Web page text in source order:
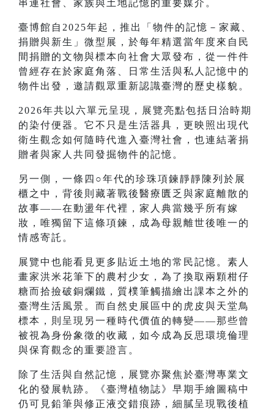
串連社會、家族與土地記憶的重要媒介。
臺博館自2025年起，推出「物件的記憶－家藏、
捐贈與新生」微型展，於每年精選當年度來自民
間捐贈的文物與標本向社會大眾發布，從一件件
曾經存在於家庭角落、日常生活與私人記憶中的
物件出發，邀請觀眾重新認識臺灣的歷史樣貌。
2026年共以六單元呈現，展覽亮點包括日治時期
的染付便器。它不只是生活器具，更映照出現代
衛生觀念如何隨時代進入臺灣社會，也連結著捐
贈者與家人共同發掘物件的記憶。
另一側，一條四○年代的珍珠項鍊靜靜陳列於展
櫃之中，背後則藏著戰後醫療匱乏與家庭離散的
故事——在動盪年代裡，家人典當幾乎所有嫁
妝，唯獨留下這條項鍊，成為母親離世後唯一的
情感寄託。
展覽中也能看見更多貼近土地的常民記憶。素人
畫家洪米花筆下的農村少女，為了換取兩顆柑仔
糖而拾撿破銅爛鐵，質樸筆觸描繪出課本之外的
臺灣生活風景。而自然史展區中的虎皮與天堂鳥
標本，則呈現另一種時代價值的轉變——那些曾
被視為身份象徵的收藏，如今成為反思環境倫理
與保育觀念的重要證言。
除了生活與自然記憶，展覽亦聚焦於臺灣專業文
化的發展軌跡。《臺灣植物誌》早期手繪圖稿中
仍可見鉛筆與修正液交錯痕跡，細膩呈現戰後植